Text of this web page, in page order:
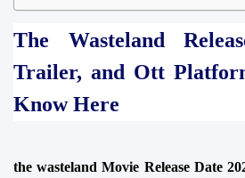
The Wasteland
Trailer, and Ott
Know Here
the wasteland Movie Release Date